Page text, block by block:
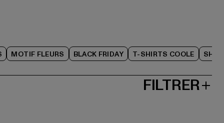
MOTIF FLEURS BLACK FRIDAY T-SHIRTS COOLE
FILTRER